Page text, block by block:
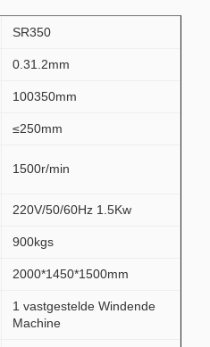
SR350
0.31.2mm
100350mm
≤250mm
1500r/min
220V/50/60Hz 1.5Kw
900kgs
2000*1450*1500mm
1 vastgestelde Windende
Machine